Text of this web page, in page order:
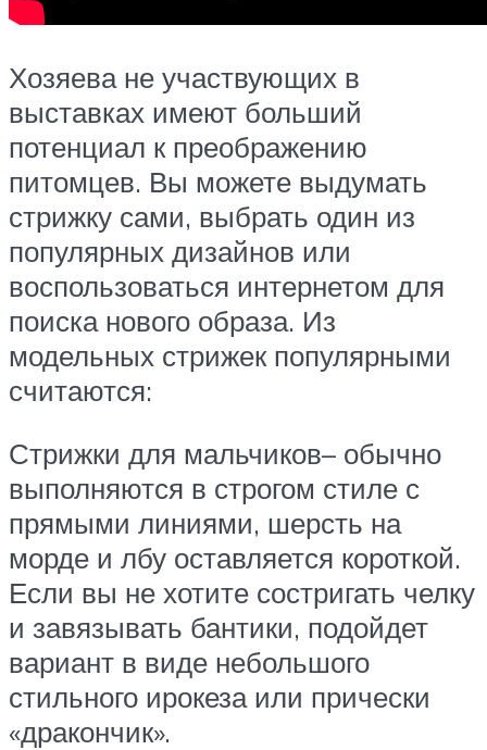
Хозяева не участвующих в
выставках имеют больший
потенциал к преображению
питомцев. Вы можете выдумать
стрижку сами, выбрать один из
популярных дизайнов или
воспользоваться интернетом для
поиска нового образа. Из
модельных стрижек популярными
считаются:
Стрижки для мальчиков– обычно
выполняются в строгом стиле с
прямыми линиями, шерсть на
морде и лбу оставляется короткой.
Если вы не хотите состригать челку
и завязывать бантики, подойдет
вариант в виде небольшого
стильного ирокеза или прически
«дракончик».